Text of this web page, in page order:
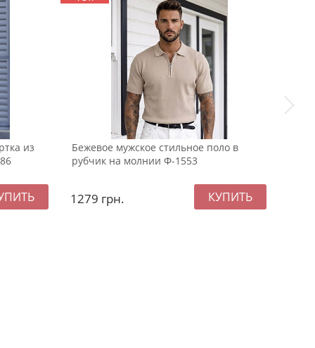
из
Бежевое мужское стильное поло в
рубчик на молнии Ф-1553
1279 грн.